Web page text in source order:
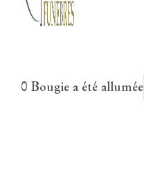
0 Bougie a été allumée